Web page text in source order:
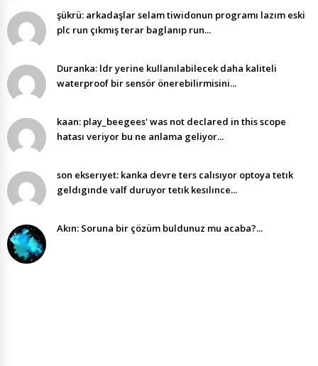
şükrü: arkadaşlar selam tiwidonun programı lazım eski
plc run çıkmış terar baglanıp run...
Duranka: ldr yerine kullanılabilecek daha kaliteli
waterproof bir sensör önerebilirmisini...
kaan: play_beegees' was not declared in this scope
hatası veriyor bu ne anlama geliyor...
son ekserıyet: kanka devre ters calısıyor optoya tetık
geldıgınde valf duruyor tetık kesılınce...
Akın: Soruna bir çözüm buldunuz mu acaba?...